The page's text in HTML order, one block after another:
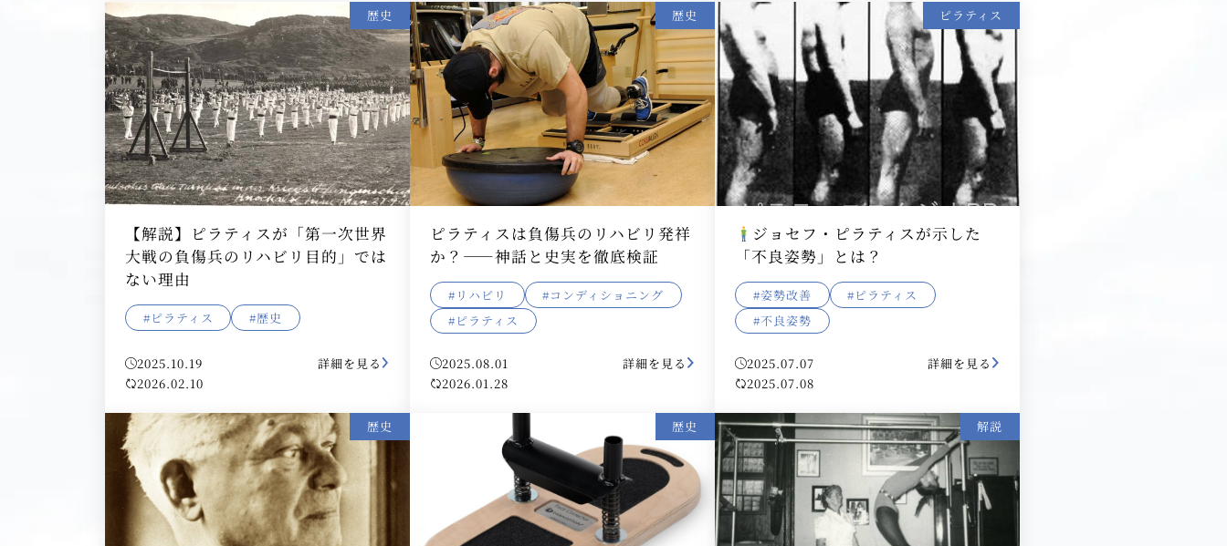
歴史
【解説】ピラティスが「第一次世界
大戦の負傷兵のリハビリ目的」では
ない理由
#ピラティス #歴史
2025.10.19
2026.02.10
詳細を見る
歴史
ピラティスは負傷兵のリハビリ発祥
か？――神話と史実を徹底検証
#リハビリ
#コンディショニング
#ピラティス
2025.08.01
2026.01.28
詳細を見る
ピラティス
ジョセフ・ピラティスが示した
「不良姿勢」とは？
#姿勢改善
#ピラティス
#不良姿勢
2025.07.07
2025.07.08
詳細を見る
歴史 歴史 解説